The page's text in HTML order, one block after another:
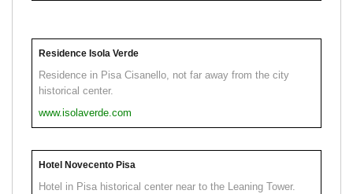
Residence Isola Verde
Residence in Pisa Cisanello, not far away from the city
historical center.
www.isolaverde.com
Hotel Novecento Pisa
Hotel in Pisa historical center near to the Leaning Tower.